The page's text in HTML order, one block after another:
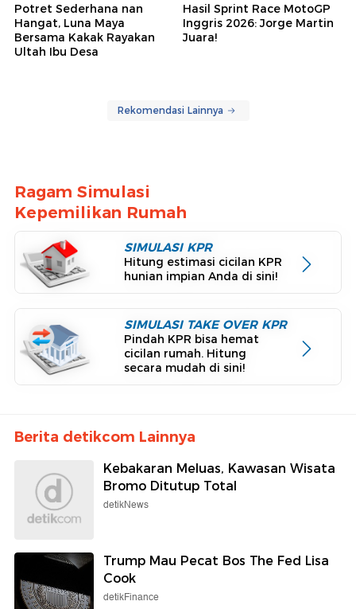
Potret Sederhana nan
Hangat, Luna Maya
Bersama Kakak Rayakan
Ultah Ibu Desa
Hasil Sprint Race MotoGP
Inggris 2026: Jorge Martin
Juara!
Rekomendasi Lainnya
Ragam Simulasi
Kepemilikan Rumah
SIMULASI KPR
Hitung estimasi cicilan KPR
hunian impian Anda di sini!
SIMULASI TAKE OVER KPR
Pindah KPR bisa hemat
cicilan rumah. Hitung
secara mudah di sini!
Berita detikcom Lainnya
Kebakaran Meluas, Kawasan Wisata
Bromo Ditutup Total
detikNews
Trump Mau Pecat Bos The Fed Lisa
Cook
detikFinance